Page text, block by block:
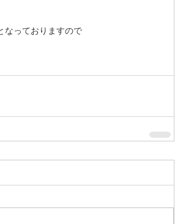
なっておりますので